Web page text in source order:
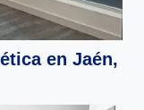
en Jaén,